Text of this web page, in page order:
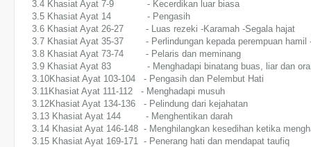
3.4 Khasiat Ayat 7-9 - Kecerdikan luar biasa
3.5 Khasiat Ayat 14 - Pengasih
3.6 Khasiat Ayat 26-27 - Luas rezeki -Karamah -Segala hajat
3.7 Khasiat Ayat 35-37 - Perlindungan kepada perempuan hamil
3.8 Khasiat Ayat 73-74 - Pelaris dan meminang
3.9 Khasiat Ayat 83 - Menghadapi binatang buas, liar dan
3.10Khasiat Ayat 103-104 - Pengasih dan Pelembut Hati
3.11Khasiat Ayat 111-112 - Menghadapi musuh
3.12Khasiat Ayat 134-136 - Pelindung dari kejahatan
3.13 Khasiat Ayat 144 - Menghentikan darah
3.14 Khasiat Ayat 146-148 - Menghilangkan kesedihan ketika
3.15 Khasiat Ayat 169-171 - Penerang hati dan mendapat taufiq